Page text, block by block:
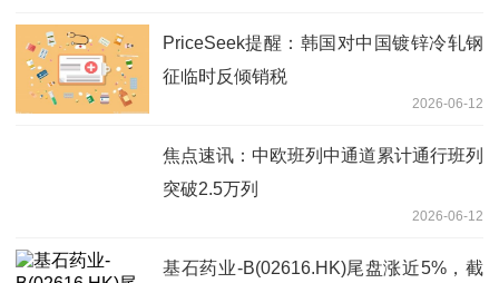
PriceSeek提醒：韩国对中国镀锌冷轧钢
征临时反倾销税
2026-06-12
焦点速讯：中欧班列中通道累计通行班列
突破2.5万列
2026-06-12
基石药业-B(02616.HK)尾盘涨近5%，截